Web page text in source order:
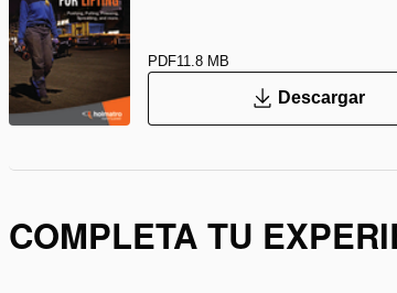
PDF11.8 MB
Descargar
COMPLETA TU